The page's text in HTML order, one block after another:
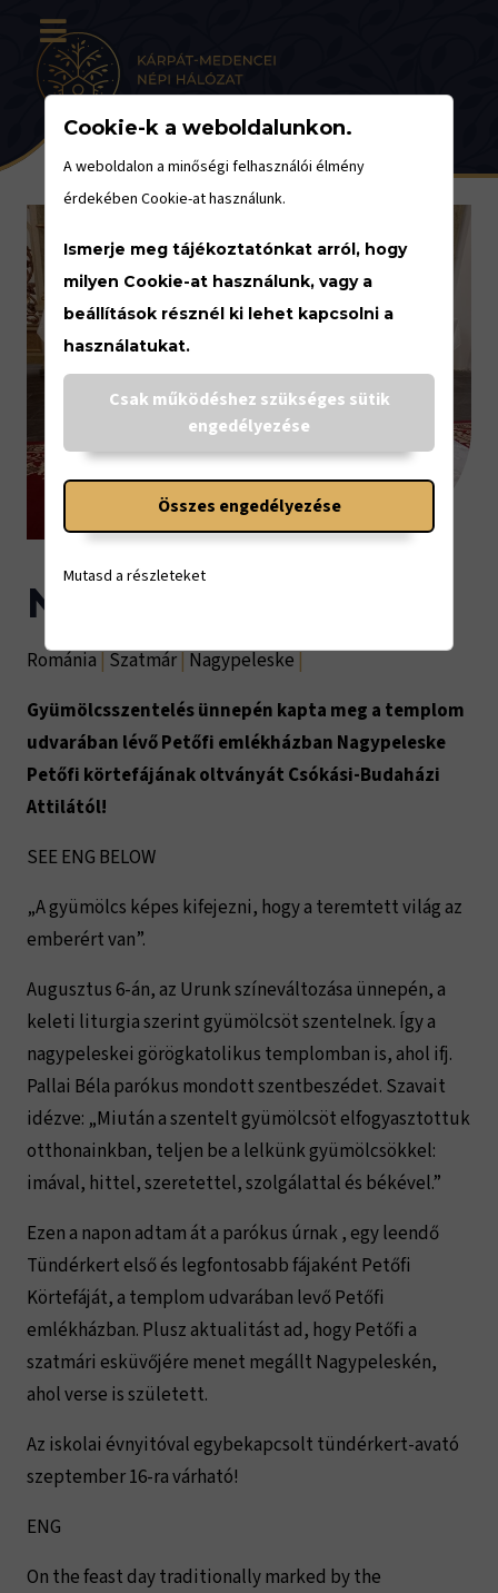
Nagypeleske
Románia | Szatmár | Nagypeleske |
Gyümölcsszentelés ünnepén kapta meg a templom
udvarában lévő Petőfi emlékházban Nagypeleske
Petőfi körtefájának oltványát Csókási-Budaházi
Attilától!
SEE ENG BELOW
„A gyümölcs képes kifejezni, hogy a teremtett világ az
emberért van”.
Augusztus 6-án, az Urunk színeváltozása ünnepén, a
keleti liturgia szerint gyümölcsöt szentelnek. Így a
nagypeleskei görögkatolikus templomban is, ahol ifj.
Pallai Béla parókus mondott szentbeszédet. Szavait
idézve: „Miután a szentelt gyümölcsöt elfogyasztottuk
otthonainkban, teljen be a lelkünk gyümölcsökkel:
imával, hittel, szeretettel, szolgálattal és békével.”
Ezen a napon adtam át a parókus úrnak , egy leendő
Tündérkert első és legfontosabb fájaként Petőfi
Körtefáját, a templom udvarában levő Petőfi
emlékházban. Plusz aktualitást ad, hogy Petőfi a
szatmári esküvőjére menet megállt Nagypeleskén,
ahol verse is született.
Az iskolai évnyitóval egybekapcsolt tündérkert-avató
szeptember 16-ra várható!
ENG
On the feast day traditionally marked by the
Cookie-k a weboldalunkon.
A weboldalon a minőségi felhasználói élmény
érdekében Cookie-at használunk.
Ismerje meg tájékoztatónkat arról, hogy
milyen Cookie-at használunk, vagy a
beállítások résznél ki lehet kapcsolni a
használatukat.
Csak működéshez szükséges sütik
engedélyezése
Összes engedélyezése
Mutasd a részleteket